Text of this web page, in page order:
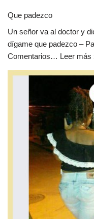
Que padezco
Un señor va al doctor y
dígame que padezco –
Comentarios… Leer más